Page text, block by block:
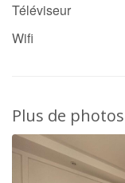
Téléviseur
Wifi
Plus de photos